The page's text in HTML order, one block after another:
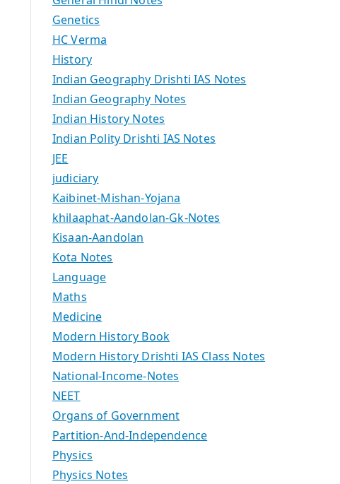
Genetics
HC Verma
History
Indian Geography Drishti IAS Notes
Indian Geography Notes
Indian History Notes
Indian Polity Drishti IAS Notes
JEE
judiciary
Kaibinet-Mishan-Yojana
khilaaphat-Aandolan-Gk-Notes
Kisaan-Aandolan
Kota Notes
Language
Maths
Medicine
Modern History Book
Modern History Drishti IAS Class Notes
National-Income-Notes
NEET
Organs of Government
Partition-And-Independence
Physics
Physics Notes